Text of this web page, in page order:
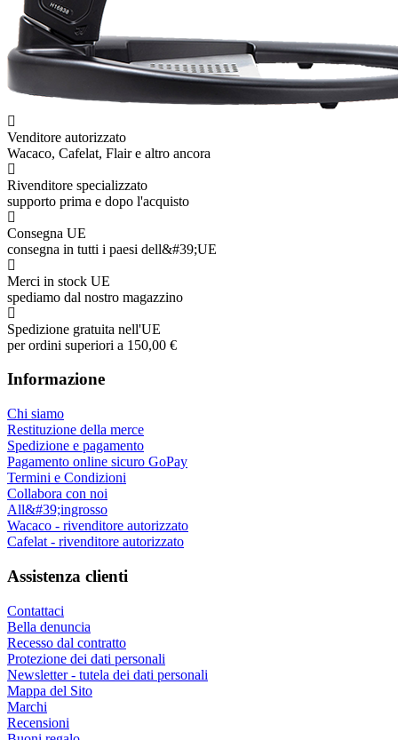
Venditore autorizzato
Wacaco, Cafelat, Flair e altro ancora
Rivenditore specializzato
supporto prima e dopo l'acquisto
Consegna UE
consegna in tutti i paesi dell&#39;UE
Merci in stock UE
spediamo dal nostro magazzino
Spedizione gratuita nell'UE
per ordini superiori a 150,00 €
Informazione
Chi siamo
Restituzione della merce
Spedizione e pagamento
Pagamento online sicuro GoPay
Termini e Condizioni
Collabora con noi
All&#39;ingrosso
Wacaco - rivenditore autorizzato
Cafelat - rivenditore autorizzato
Assistenza clienti
Contattaci
Bella denuncia
Recesso dal contratto
Protezione dei dati personali
Newsletter - tutela dei dati personali
Mappa del Sito
Marchi
Recensioni